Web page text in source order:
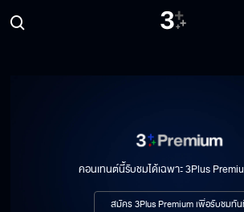
คอนเทนต์นี้รับชมได้เฉพาะ 3Plus
สมัคร 3Plus Premium เพื่อรับชมทั